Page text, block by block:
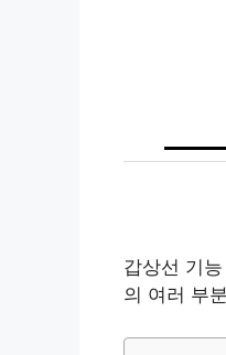
갑상선 기
의 여러 부